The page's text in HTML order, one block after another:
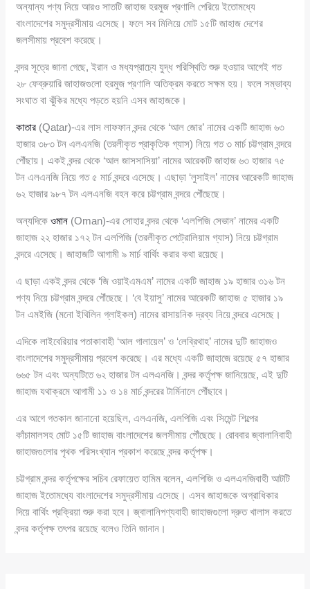
অন্যান্য পণ্য নিয়ে আরও সাতটি জাহাজ হরমুজ প্রণালি পেরিয়ে ইতোমধ্যে
বাংলাদেশের সমুদ্রসীমায় এসেছে। ফলে সব মিলিয়ে মোট ১৫টি জাহাজ দেশের
জলসীমায় প্রবেশ করেছে।
বন্দর সূত্রে জানা গেছে, ইরান ও মধ্যপ্রাচ্যে যুদ্ধ পরিস্থিতি শুরু হওয়ার আগেই গত
২৮ ফেব্রুয়ারি জাহাজগুলো হরমুজ প্রণালি অতিক্রম করতে সক্ষম হয়। ফলে সম্ভাব্য
সংঘাত বা ঝুঁকির মধ্যে পড়তে হয়নি এসব জাহাজকে।
কাতার (Qatar)-এর লাস লাফফান বন্দর থেকে ‘আল জোর’ নামের একটি জাহাজ ৬৩
হাজার ৩৮৩ টন এলএনজি (তরলীকৃত প্রাকৃতিক গ্যাস) নিয়ে গত ৩ মার্চ চট্টগ্রাম বন্দরে
পৌঁছায়। একই বন্দর থেকে ‘আল জাসসাসিয়া’ নামের আরেকটি জাহাজ ৬৩ হাজার ৭৫
টন এলএনজি নিয়ে গত ৫ মার্চ বন্দরে এসেছে। এছাড়া ‘লুসাইল’ নামের আরেকটি জাহাজ
৬২ হাজার ৯৮৭ টন এলএনজি বহন করে চট্টগ্রাম বন্দরে পৌঁছেছে।
অন্যদিকেওমান (Oman)-এর সোহার বন্দর থেকে ‘এলপিজি সেভান’ নামের একটি
জাহাজ ২২ হাজার ১৭২ টন এলপিজি (তরলীকৃত পেট্রোলিয়াম গ্যাস) নিয়ে চট্টগ্রাম
বন্দরে এসেছে। জাহাজটি আগামী ৯ মার্চ বার্থিং করার কথা রয়েছে।
এ ছাড়া একই বন্দর থেকে ‘জি ওয়াইএমএম’ নামের একটি জাহাজ ১৯ হাজার ৩১৬ টন
পণ্য নিয়ে চট্টগ্রাম বন্দরে পৌঁছেছে। ‘বে ইয়াসু’ নামের আরেকটি জাহাজ ৫ হাজার ১৯
টন এমইজি (মনো ইথিলিন গ্লাইকল) নামের রাসায়নিক দ্রব্য নিয়ে বন্দরে এসেছে।
এদিকে লাইবেরিয়ার পতাকাবাহী ‘আল গালায়েল’ ও ‘লেব্রিথাহ’ নামের দুটি জাহাজও
বাংলাদেশের সমুদ্রসীমায় প্রবেশ করেছে। এর মধ্যে একটি জাহাজে রয়েছে ৫৭ হাজার
৬৬৫ টন এবং অন্যটিতে ৬২ হাজার টন এলএনজি। বন্দর কর্তৃপক্ষ জানিয়েছে, এই দুটি
জাহাজ যথাক্রমে আগামী ১১ ও ১৪ মার্চ বন্দরের টার্মিনালে পৌঁছাবে।
এর আগে গতকাল জানানো হয়েছিল, এলএনজি, এলপিজি এবং সিমেন্ট শিল্পের
কাঁচামালসহ মোট ১৫টি জাহাজ বাংলাদেশের জলসীমায় পৌঁছেছে। রোববার জ্বালানিবাহী
জাহাজগুলোর পৃথক পরিসংখ্যান প্রকাশ করেছে বন্দর কর্তৃপক্ষ।
চট্টগ্রাম বন্দর কর্তৃপক্ষের সচিব রেফায়েত হামিম বলেন, এলপিজি ও এলএনজিবাহী আটটি
জাহাজ ইতোমধ্যে বাংলাদেশের সমুদ্রসীমায় এসেছে। এসব জাহাজকে অগ্রাধিকার
দিয়ে বার্থিং প্রক্রিয়া শুরু করা হবে। জ্বালানিপণ্যবাহী জাহাজগুলো দ্রুত খালাস করতে
বন্দর কর্তৃপক্ষ তৎপর রয়েছে বলেও তিনি জানান।